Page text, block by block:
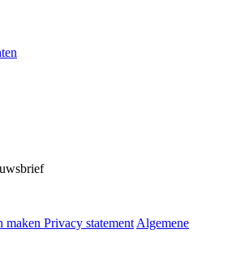
maken Privacy statement Algemene